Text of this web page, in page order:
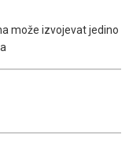
može izvojevat jedino